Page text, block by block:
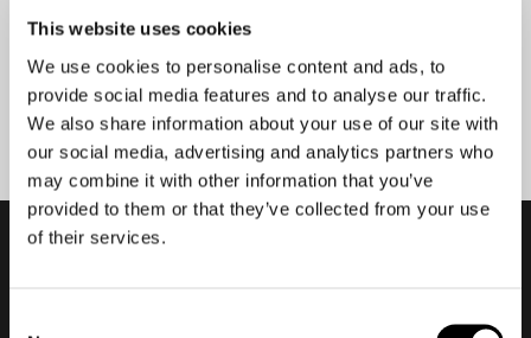
This website uses cookies
We use cookies to personalise content and ads, to
provide social media features and to analyse our traffic.
We also share information about your use of our site with
our social media, advertising and analytics partners who
may combine it with other information that you’ve
provided to them or that they’ve collected from your use
of their services.
Aanmelden